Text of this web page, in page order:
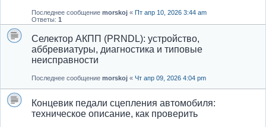
Последнее сообщение morskoj « Пт апр 10, 2026 3:44 am
Ответы: 1
Селектор АКПП (PRNDL): устройство,
аббревиатуры, диагностика и типовые
неисправности
Последнее сообщение morskoj « Чт апр 09, 2026 4:04 pm
Концевик педали сцепления автомобиля:
техническое описание, как проверить